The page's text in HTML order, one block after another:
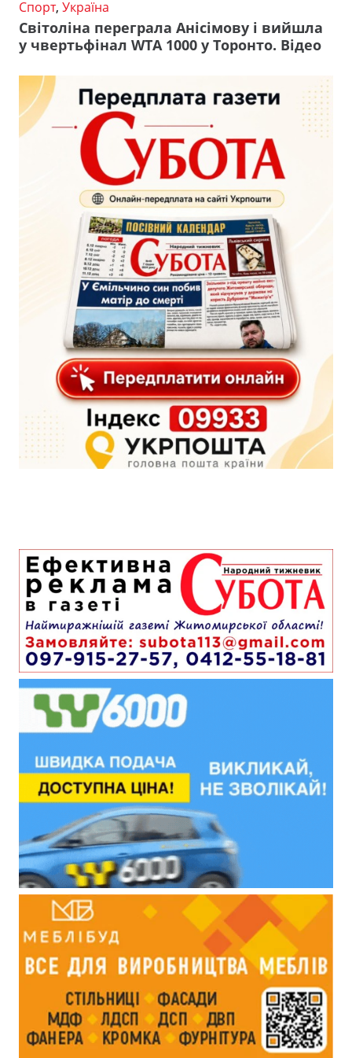
Спорт, Україна
Світоліна переграла Анісімову і вийшла
у чвертьфінал WTA 1000 у Торонто. Відео